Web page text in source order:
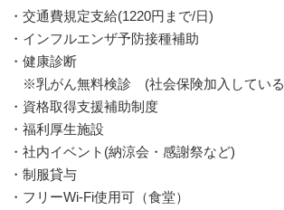
・交通費規定支給(1220円まで/日)
・インフルエンザ予防接種補助
・健康診断
※乳がん無料検診 (社会保険加入してい
・資格取得支援補助制度
・福利厚生施設
・社内イベント(納涼会・感謝祭など)
・制服貸与
・フリーWi-Fi使用可（食堂）